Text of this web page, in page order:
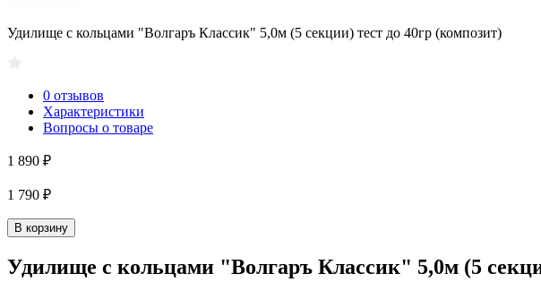
Удилище с кольцами "Волгаръ Классик" 5,0м (5 секции) тест до 40гр (композит)
0 отзывов
Характеристики
Вопросы о товаре
1 890 ₽
1 790 ₽
В корзину
Удилище с кольцами "Волгаръ Классик" 5,0м (5